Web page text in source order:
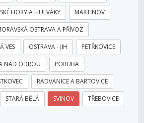
HORY A HULVÁKY MARTINOV
OSTRAVA A PŘÍVOZ
VES OSTRAVA - JIH PETŘKOVICE
NAD ODROU PORUBA
RADVANICE A BARTOVICE
STARÁ BĚLÁ SVINOV TŘEBOVICE